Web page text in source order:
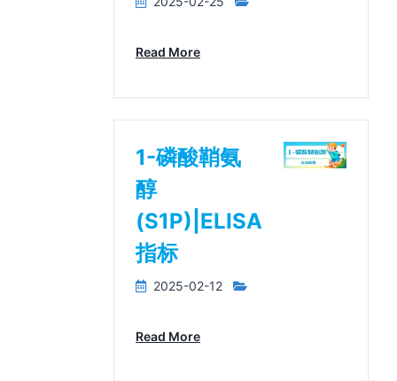
Read More
1-磷酸鞘氨
醇
(S1P)|ELISA
指标
2025-02-12
Read More